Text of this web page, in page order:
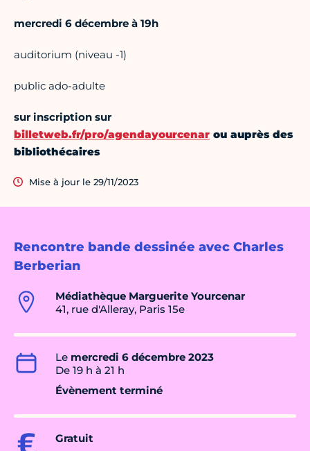
Rencontre bande dessinée avec Charles
Berberian
Médiathèque Marguerite Yourcenar
41, rue d'Alleray, Paris 15e
Le mercredi 6 décembre 2023
De 19 h à 21 h
Évènement terminé
Gratuit
mercredi 6 décembre à 19h
auditorium (niveau -1)
public ado-adulte
sur inscription sur
billetweb.fr/pro/agendayourcenar ou auprès des
bibliothécaires
Mise à jour le 29/11/2023